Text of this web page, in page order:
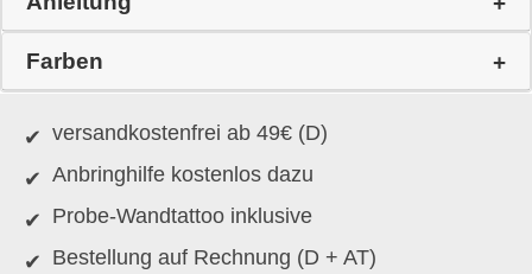
Farben
versandkostenfrei ab 49€ (D)
Anbringhilfe kostenlos dazu
Probe-Wandtattoo inklusive
Bestellung auf Rechnung (D + AT)